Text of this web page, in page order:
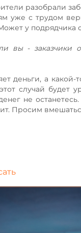
разобрали
уже с трудом
у подрядчика
вы - заказчики
деньги, а
случай будет
не
Просим